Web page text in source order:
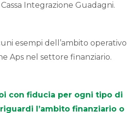
Cassa Integrazione Guadagni.
esempi dell’ambito operativo
Aps nel settore finanziario.
con fiducia per ogni tipo di
l’ambito finanziario o